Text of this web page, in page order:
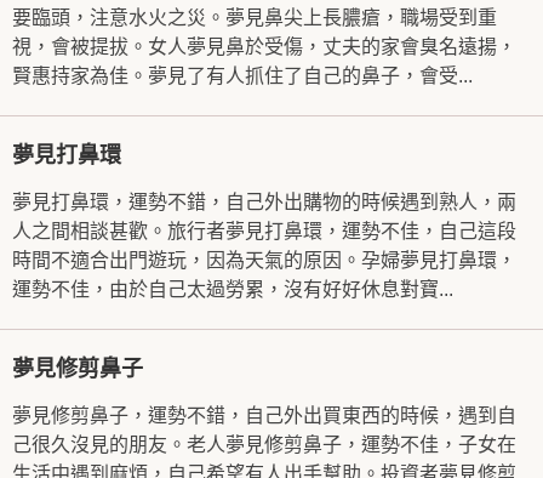
要臨頭，注意水火之災。夢見鼻尖上長膿瘡，職場受到重
視，會被提拔。女人夢見鼻於受傷，丈夫的家會臭名遠揚，
賢惠持家為佳。夢見了有人抓住了自己的鼻子，會受...
夢見打鼻環
夢見打鼻環，運勢不錯，自己外出購物的時候遇到熟人，兩
人之間相談甚歡。旅行者夢見打鼻環，運勢不佳，自己這段
時間不適合出門遊玩，因為天氣的原因。孕婦夢見打鼻環，
運勢不佳，由於自己太過勞累，沒有好好休息對寶...
夢見修剪鼻子
夢見修剪鼻子，運勢不錯，自己外出買東西的時候，遇到自
己很久沒見的朋友。老人夢見修剪鼻子，運勢不佳，子女在
生活中遇到麻煩，自己希望有人出手幫助。投資者夢見修剪